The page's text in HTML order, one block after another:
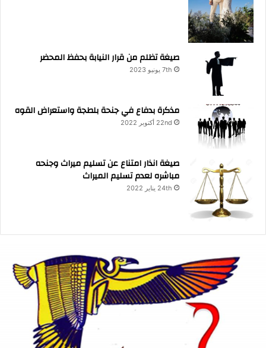
صيغة تظلم من قرار النيابة بحفظ المحضر
7th يونيو 2023
مذكرة بدفاع في جنحة بلطجة واستعراض القوه
22nd أكتوبر 2022
صيغة انذار امتناع عن تسليم ميراث وجنحه
مباشره لعدم تسليم الميراث
24th يناير 2022